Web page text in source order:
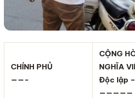
CHÍNH PHỦ
——-
CỘNG
NGHĨA
Độc lập
—————